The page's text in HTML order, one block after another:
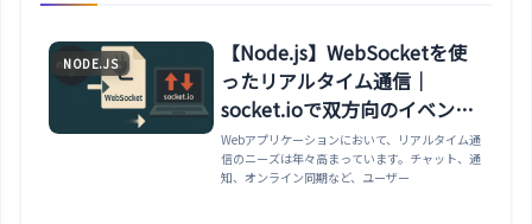
NODE.JS
【Node.js】WebSocketを使
ったリアルタイム通信｜
socket.ioで双方向のイベント
設計
Webアプリケーションにおいて、リアルタイム通
信のニーズは年々高まっています。チャット、通
知、オンライン同期など、ユーザー